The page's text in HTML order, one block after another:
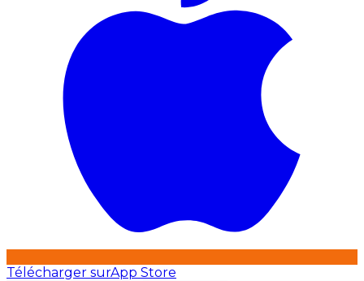
Télécharger surApp Store